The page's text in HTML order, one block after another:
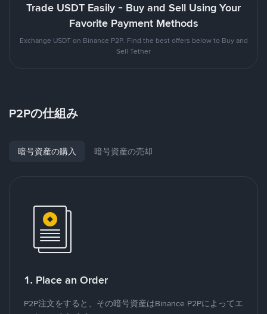
Trade USDT Easily - Buy and Sell Using Your
Favorite Payment Methods
Exchange USDT on Binance P2P. Find the best offers below to Buy and
Sell Tether
P2Pの仕組み
暗号資産の購入 暗号資産の売却
1. Place an Order
P2P注文をすると、その暗号資産はBinance P2Pによってエ